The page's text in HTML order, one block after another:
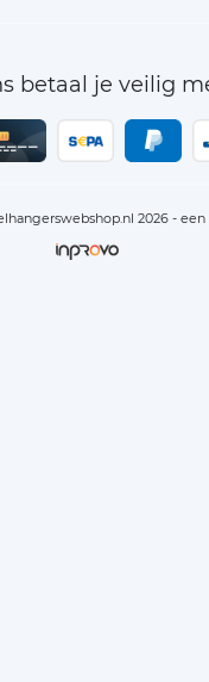
betaal je veilig
2026 - een